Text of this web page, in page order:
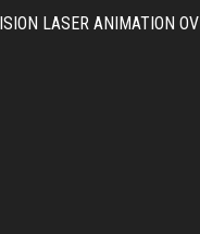
LASER ANIMATION